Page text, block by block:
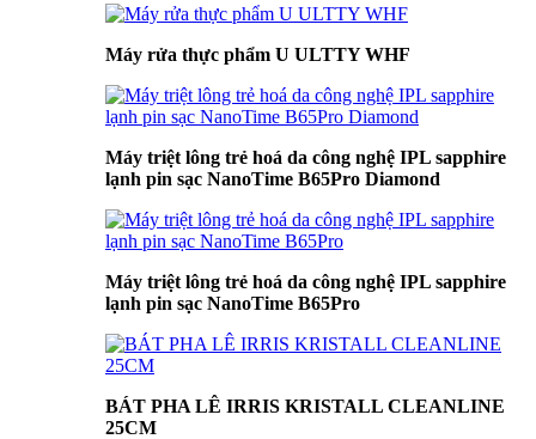
Máy rửa thực phẩm U ULTTY WHF
Máy triệt lông trẻ hoá da công nghệ IPL sapphire
lạnh pin sạc NanoTime B65Pro Diamond
Máy triệt lông trẻ hoá da công nghệ IPL sapphire
lạnh pin sạc NanoTime B65Pro
BÁT PHA LÊ IRRIS KRISTALL CLEANLINE
25CM